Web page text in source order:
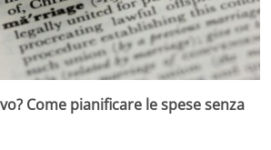
Come pianificare le spese senza